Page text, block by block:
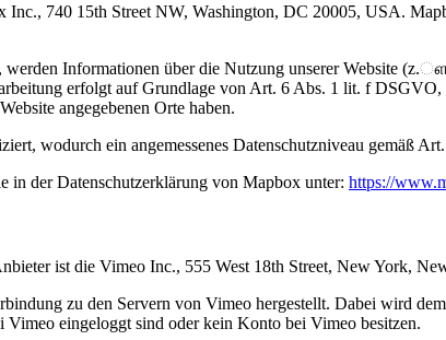
740 15th Street NW, Washington, DC 20005, USA.
Informationen über die Nutzung unserer Website
erfolgt auf Grundlage von Art. 6 Abs. 1 lit. f DSGVO,
angegebenen Orte haben.
wodurch ein angemessenes Datenschutzniveau gemäß
in der Datenschutzerklärung von Mapbox unter: https://
ist die Vimeo Inc., 555 West 18th Street, New York,
zu den Servern von Vimeo hergestellt. Dabei wird
eingeloggt sind oder kein Konto bei Vimeo besitzen.